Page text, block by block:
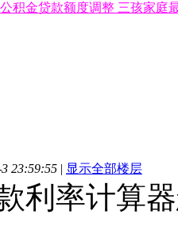
积金贷款额度调整 三孩家庭
23:59:55 | 显示全部楼层
利率计算